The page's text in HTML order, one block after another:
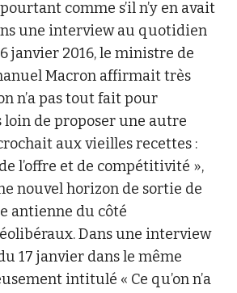
comme s’il n’y en avait
une interview au quotidien
janvier 2016, le ministre de
Macron affirmait très
n’a pas tout fait pour
loin de proposer une autre
aux vieilles recettes :
l’offre et de compétitivité »,
nouvel horizon de sortie de
antienne du côté
Dans une interview
17 janvier dans le même
intitulé « Ce qu’on n’a